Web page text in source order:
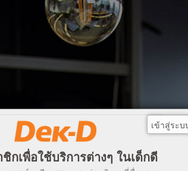
กเพื่อใช้บริการต่างๆ ในเด็กดี
เข้าสู่ระบ